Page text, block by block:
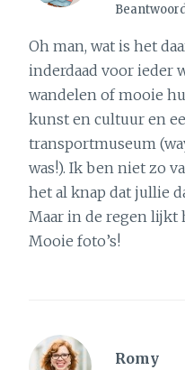
Oh man, wat is het
inderdaad voor ieder
wandelen of mooie
kunst en cultuur en
transportmuseum
was!). Ik ben niet zo
het al knap dat jullie
Maar in de regen lijkt
Mooie foto’s!
Romy